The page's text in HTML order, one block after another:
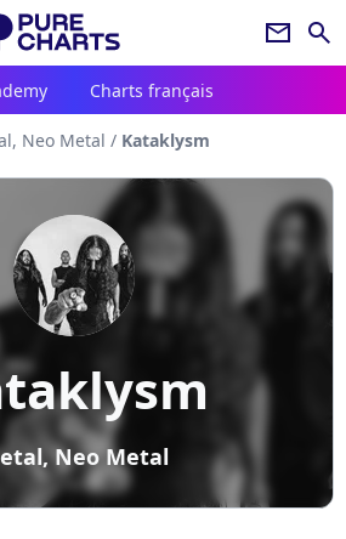
newsletter search
Charts français
Neo Metal / Kataklysm
Neo Metal